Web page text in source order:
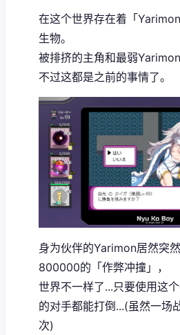
在这个世界存在着「
生物。
被排挤的主角和最弱
不过这都是之前的事情了。
身为伙伴的Yarimon居然突
800000的「作弊冲撞」，
世界不一样了...只要使用这
的对手都能打倒...(虽然一场
次)